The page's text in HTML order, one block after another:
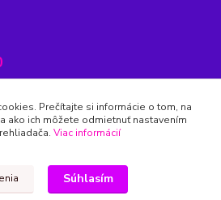
Prečítajte si informácie o tom, na
ako ich môžete odmietnuť nastavením
Viac informácií
Súhlasím